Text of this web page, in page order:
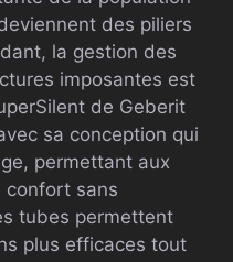
des piliers
la gestion des
imposantes est
de Geberit
sa conception qui
permettant aux
confort sans
tubes permettent
plus efficaces tout